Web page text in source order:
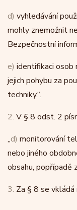
d) vyhledávání
mohly znemožnit
Bezpečnostní
e) identifikaci osob
jejich pohybu za
techniky.“.
2. V § 8 odst. 2
„d) monitorování
nebo jiného
obsahu, popřípadě
3. Za § 8 se